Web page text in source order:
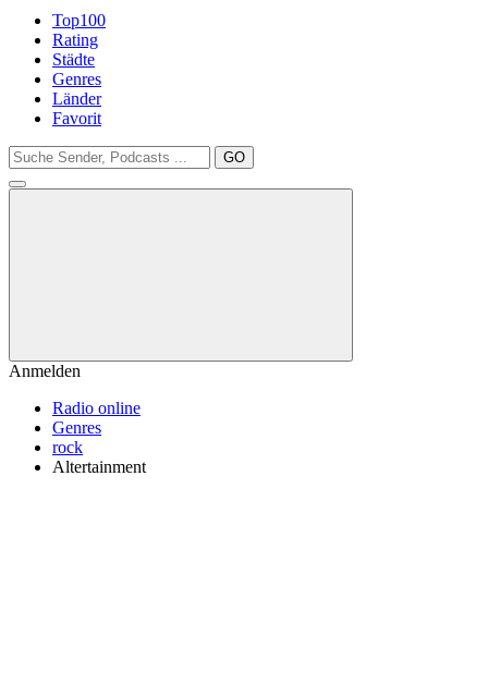
Top100
Rating
Städte
Genres
Länder
Favorit
GO
Anmelden
Radio online
Genres
rock
Altertainment